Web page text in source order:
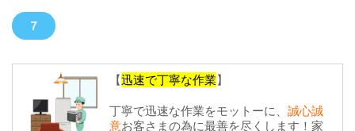
７
【迅速で丁寧な作業】
丁寧で迅速な作業をモットーに、 誠心誠
意お客さまの為に最善を尽くします！家